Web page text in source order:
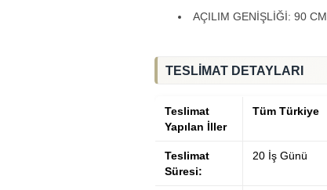
AÇILIM GENİŞLİĞİ: 90 CM
TESLİMAT DETAYLARI
Teslimat
Yapılan İller
Tüm Türkiye
Teslimat
Süresi:
20 İş Günü